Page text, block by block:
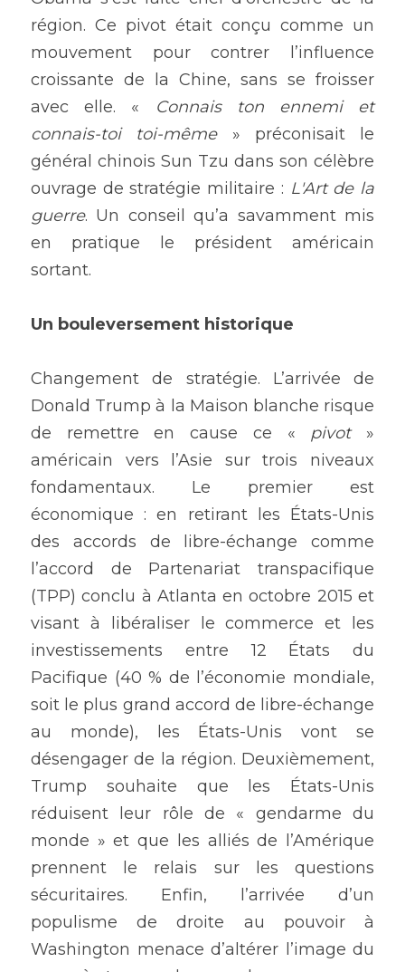
région. Ce pivot était conçu comme un
mouvement pour contrer l’influence
croissante de la Chine, sans se froisser
avec elle. «
Connais ton ennemi et
connais-toi toi-même » préconisait le
général chinois Sun Tzu dans son célèbre
ouvrage de stratégie militaire : L'Art de la
guerre. Un conseil qu’a savamment mis
en pratique le président américain
sortant.
Un bouleversement historique
Changement de stratégie. L’arrivée de
Donald Trump à la Maison blanche risque
de remettre en cause ce « pivot »
américain vers l’Asie sur trois niveaux
fondamentaux. Le premier est
économique : en retirant les États-Unis
des accords de libre-échange comme
l’accord de Partenariat transpacifique
(TPP) conclu à Atlanta en octobre 2015 et
visant à libéraliser le commerce et les
investissements entre 12 États du
Pacifique (40 % de l’économie mondiale,
soit le plus grand accord de libre-échange
au monde), les États-Unis vont se
désengager de la région. Deuxièmement,
Trump souhaite que les États-Unis
réduisent leur rôle de « gendarme du
monde » et que les alliés de l’Amérique
prennent le relais sur les questions
sécuritaires. Enfin, l’arrivée d’un
populisme de droite au pouvoir à
Washington menace d’altérer l’image du